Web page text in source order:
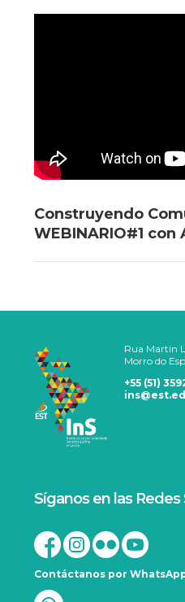
Construyendo
WEBINARIO#1
Rua Martin
Morro do
+55 (51)
Síganos en las Redes
Contáctanos por